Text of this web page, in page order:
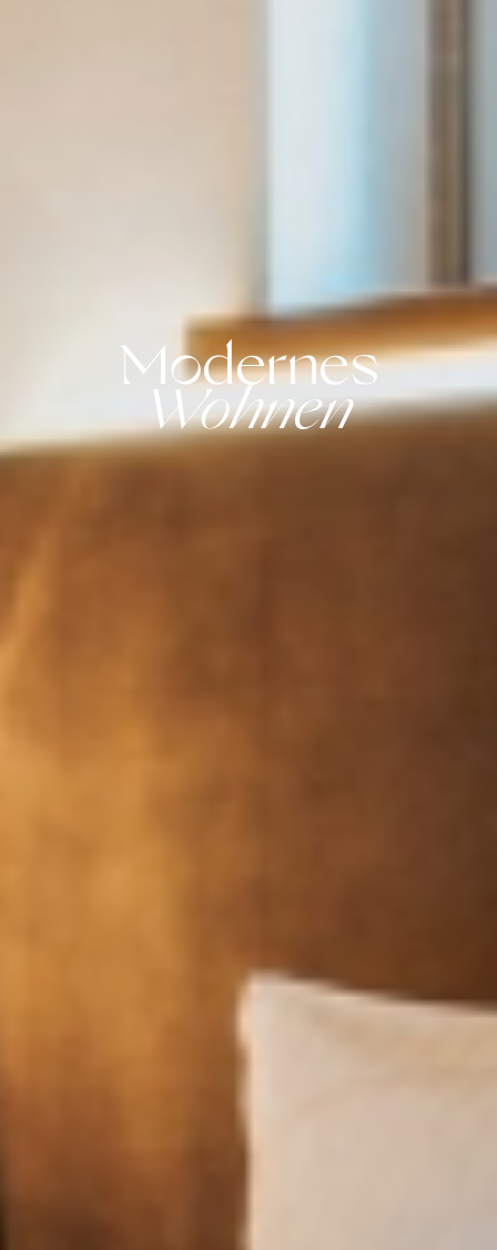
Modernes
Wohnen